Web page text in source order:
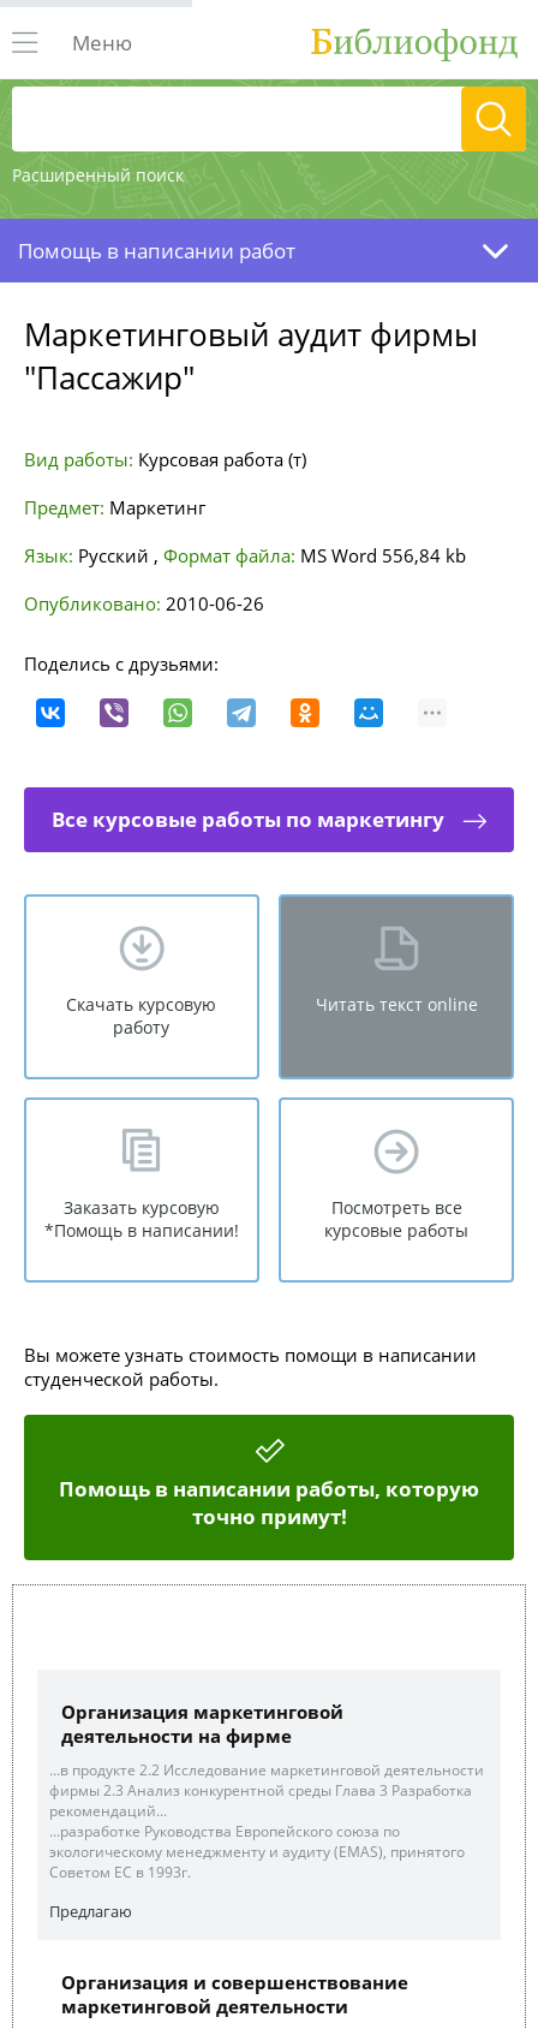
Расширенный поиск
Меню
Помощь в написании работ
Маркетинговый аудит фирмы
"Пассажир"
Вид работы: Курсовая работа (т)
Предмет: Маркетинг
Язык: Русский , Формат файла: MS Word 556,84 kb
Опубликовано: 2010-06-26
Поделись с друзьями:
Все курсовые работы по маркетингу
Скачать курсовую
работу
Читать текст online
Заказать курсовую
*Помощь в написании!
Посмотреть все
курсовые работы
Вы можете узнать стоимость помощи в написании
студенческой работы.
Помощь в написании работы, которую
точно примут!
Организация маркетинговой
деятельности на фирме
...в продукте 2.2 Исследование маркетинговой деятельности
фирмы 2.3 Анализ конкурентной среды Глава 3 Разработка
рекомендаций...
...разработке Руководства Европейского союза по
экологическому менеджменту и аудиту (ЕМАS), принятого
Советом ЕС в 1993г.
Предлагаю
Организация и совершенствование
маркетинговой деятельности